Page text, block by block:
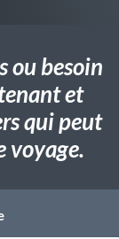
ou besoin
et
qui peut
voyage.